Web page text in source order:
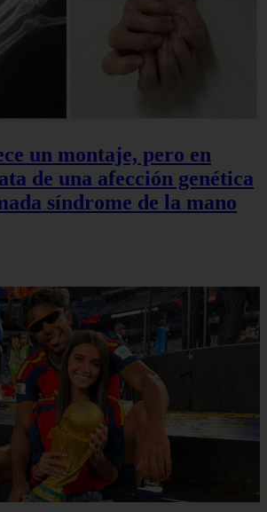
un montaje, pero en
de una afección genética
síndrome de la mano